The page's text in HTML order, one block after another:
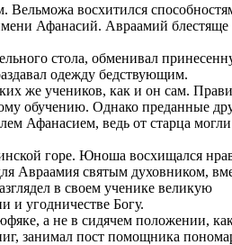
восхитился
Афанасий. Авраамий блестяще
стола, обменивал
одежду бедствующим.
же учеников, как и он сам.
обучению. Однако преданные
Афанасием, ведь от старца могли
горе. Юноша восхищался
Авраамия святым духовником,
в своем ученике великую
и угодничестве Богу.
а не в сидячем положении,
занимал пост помощника